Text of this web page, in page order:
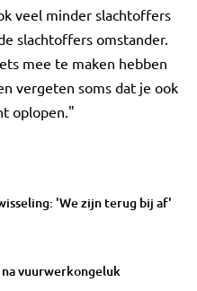
veel minder slachtoffers
slachtoffers omstander.
mee te maken hebben
vergeten soms dat je ook
oplopen."
'We zijn terug bij af'
vuurwerkongeluk